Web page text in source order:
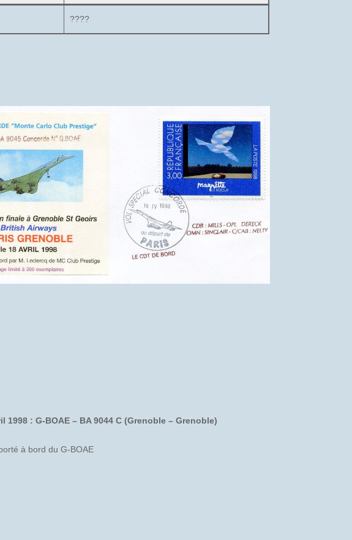
????
1998 : G-BOAE – BA 9044 C (Grenoble – Grenoble)
à bord du G-BOAE